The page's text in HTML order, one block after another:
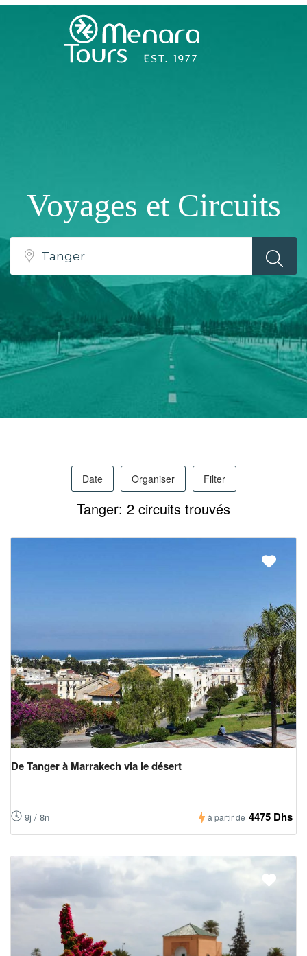
Voyages et Circuits
Date Organiser Filter
Tanger: 2 circuits trouvés
De Tanger à Marrakech via le désert
9j / 8n à partir de 4475 Dhs
Voyages
Service
Pro
Propos